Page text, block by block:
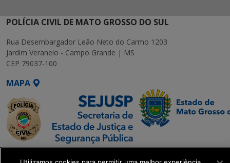
POLÍCIA CIVIL DE MATO GROSSO DO SUL
Rua Desembargador Leão Neto do Carmo 1203
Jardim Veraneio - Campo Grande | MS
CEP 79037-100
MAPA